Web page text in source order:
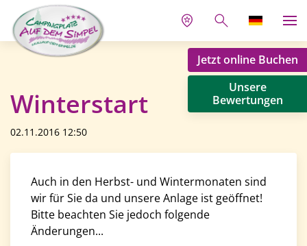
Jetzt online Buchen
Unsere
Bewertungen
Winterstart
02.11.2016 12:50
Auch in den Herbst- und Wintermonaten sind
wir für Sie da und unsere Anlage ist geöffnet!
Bitte beachten Sie jedoch folgende
Änderungen...